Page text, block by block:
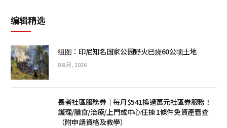
编辑精选
组图：印尼知名国家公园野火已烧60公顷土地
8 8 月, 2026
長者社區服務券｜每月$541換過萬元社區券服務！
護理/膳食/治療/上門或中心任揀 1條件免資產審查
（附申請資格及教學）